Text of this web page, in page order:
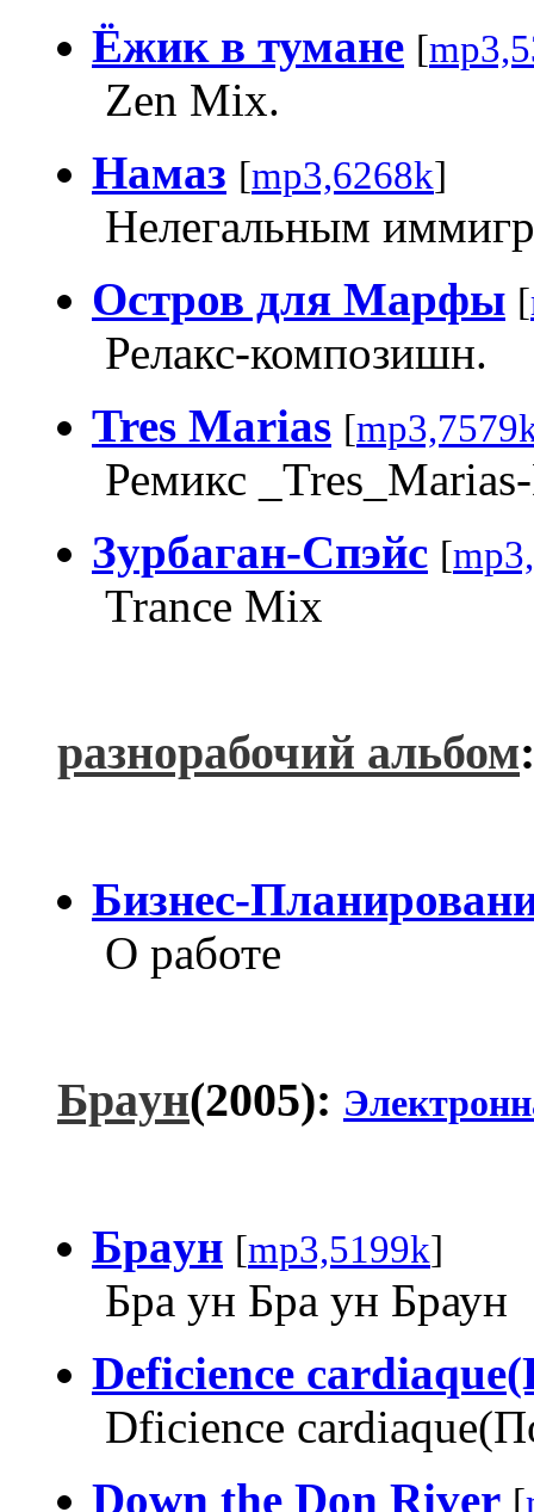
Ёжик в тумане [
Zen Mix.
Намаз [mp3,6268k]
Нелегальным
Остров для Марфы [
Релакс-композишн.
Tres Marias [
Ремикс
Зурбаган-Спэйс [
Trance Mix
разнорабочий альбом
Бизнес-
О работе
Браyн(2005):
Браyн [mp3,5199k]
Бра ун Бра ун Браун
Deficience
Dficience
Down the Don River [